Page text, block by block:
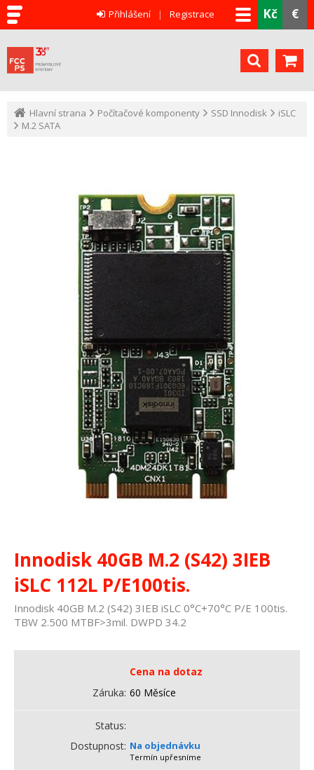
Kč €
Přihlášení Registrace
Hlavní strana Počítačové komponenty SSD Innodisk
iSLC
M.2 SATA
Innodisk 40GB M.2 (S42) 3IEB
iSLC 112L P/E100tis.
Innodisk 40GB M.2 (S42) 3IEB iSLC 0°C+70°C P/E 100tis.
TBW 2.500 MTBF>3mil. DWPD 34.2
Cena na dotaz
Záruka 60 Měsíce
Status
Dostupnost Na objednávku
Termín upřesníme